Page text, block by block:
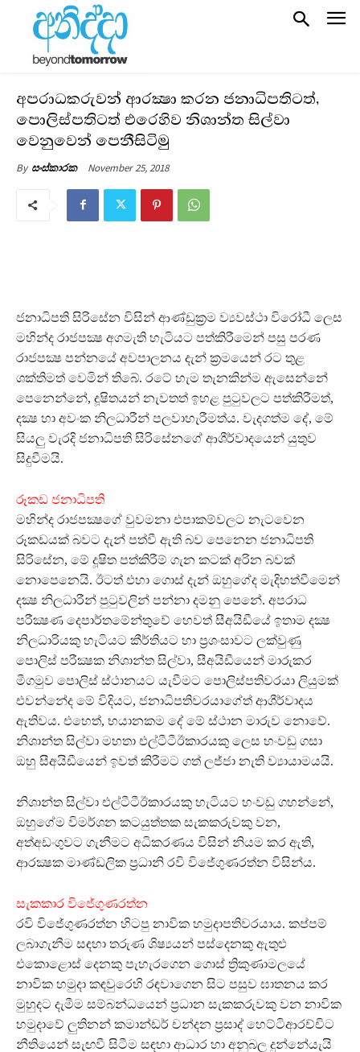
අපරාධකරුවන් ආරක්‍ෂා කරන ජනාධිපතිටත්,
පොලිස්පතිටත් එරෙහිව නිශාන්ත සිල්වා
වෙනුවෙන් පෙනීසිටිමු
By සංස්කාරක November 25, 2018
ජනාධිපති සිරිසේන විසින් ආණ්ඩුක්‍රම ව්‍යවස්ථා විරෝධී ලෙස
මහින්ද රාජපක්‍ෂ අගමැති හැටියට පත්කිරීමෙන් පසු පරණ
රාජපක්‍ෂ පන්නයේ අවපාලනය දැන් ක්‍රමයෙන් රට තුළ
ශක්තිමත් වෙමින් තිබේ. රටේ හැම තැනකින්ම ඇසෙන්නේ
පෙනෙන්නේ, දූෂිතයන් නැවතත් ඉහළ පුටුවලට පත්කිරීමත්,
දක්‍ෂ හා අවංක නිලධාරීන් පලවාහැරීමත්ය. වැදගත්ම දේ, මේ
සියලු වැරදි ජනාධිපති සිරිසේනගේ ආශීර්වාදයෙන් යුතුව
සිදුවීමයි.
රූකඩ ජනාධිපති
මහින්ද රාජපක්‍ෂගේ වුවමනා එපාකම්වලට නැටවෙන
රූකඩයක් බවට දැන් පත්වී ඇති බව පෙනෙන ජනාධිපති
සිරිසේන, මේ දූෂිත පත්කිරීම් ගැන කටක් අරින බවක්
නොපෙනෙයි. ඊටත් එහා ගොස් දැන් ඔහුගේද මැදිහත්වීමෙන්
දක්‍ෂ නිලධාරීන් පුටුවලින් පන්නා දමනු පෙනේ. අපරාධ
පරීක්‍ෂණ දෙපාර්තමේන්තුවේ හෙවත් සීඅයිඩීයේ ඉතාම දක්‍ෂ
නිලධාරියකු හැටියට කීර්තියට හා ප්‍රශංසාවට ලක්වුණු
පොලිස් පරීක්‍ෂක නිශාන්ත සිල්වා, සීඅයිඩීයෙන් මාරුකර
මීගමුව පොලිස් ස්ථානයට යැවීමට පොලිස්පතිවරයා ලියුමක්
එවන්නේද මේ විදියට, ජනාධිපතිවරයාගේත් ආශීර්වාදය
ඇතිවය. එහෙත්, භයානකම දේ මේ ස්ථාන මාරුව නොවේ.
නිශාන්ත සිල්වා මහතා එල්ටීටීඊකාරයකු ලෙස හංවඩු ගසා
ඔහු සීඅයිඩීයෙන් ඉවත් කිරීමට ගත් ලජ්ජා නැති ව්‍යායාමයයි.
නිශාන්ත සිල්වා එල්ටීටීඊකාරයකු හැටියට හංවඩු ගහන්නේ,
ඔහුගේම විමර්ශන කටයුත්තක සැකකරුවකු වන,
අත්අඩංගුවට ගැනීමට අධිකරණය විසින් නියම කර ඇති,
ආරක්‍ෂක මාණ්ඩලික ප්‍රධානි රවි විජේගුණරත්න විසින්ය.
සැකකාර විජේගුණරත්න
රවි විජේගුණරත්න හිටපු නාවික හමුදාපතිවරයාය. කප්පම්
ලබාගැනීම සඳහා තරුණ ශිෂ්‍යයන් පස්දෙනකු ඇතුළු
එකොළොස් දෙනකු පැහැරගෙන ගොස් ත්‍රිකුණාමලයේ
නාවික හමුදා කඳවුරෙහි රඳවාගෙන සිට පසුව ඝාතනය කර
මුහුදට දැමීම සම්බන්ධයෙන් ප්‍රධාන සැකකරුවකු වන නාවික
හමුදාවේ ලුතිනන් කමාන්ඩර් චන්දන ප්‍රසාද් හෙට්ටිආරච්චිට
නීතියෙන් සැඟවී සිටීම සඳහා ආධාර හා අනුබල දුන්නේයැයි